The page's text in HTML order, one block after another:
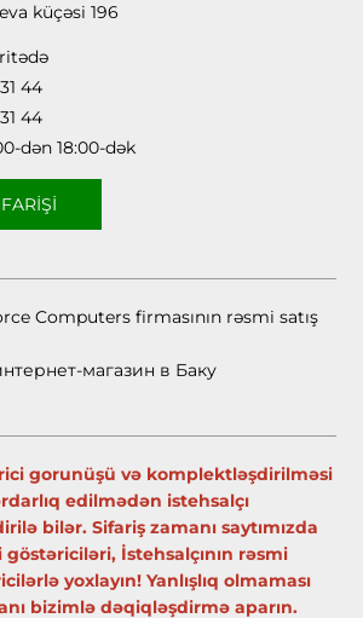
küçəsi 196
44
44
dən 18:00-dək
Computers firmasının rəsmi satış
магазин в Баку
gorunüşü və komplektləşdirilməsi
edilmədən istehsalçı
bilər. Sifariş zamanı saytımızda
İstehsalçının rəsmi
yoxlayın! Yanlışlıq olmaması
bizimlə dəqiqləşdirmə aparın.